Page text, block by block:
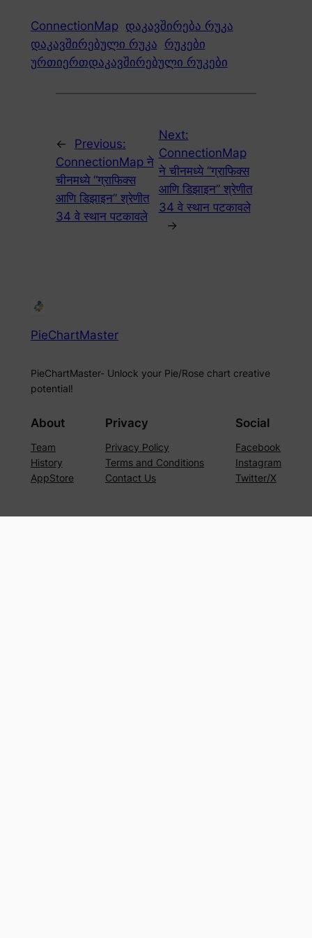
ConnectionMap დაკავშირება რუკა
დაკავშირებული რუკა რუკები
ურთიერთდაკავშირებული რუკები
←
Previous:
ConnectionMap ने
चीनमध्ये “ग्राफिक्स
आणि डिझाइन” श्रेणीत
34 वे स्थान पटकावले
Next:
ConnectionMap
ने चीनमध्ये “ग्राफिक्स
आणि डिझाइन” श्रेणीत
34 वे स्थान पटकावले
→
PieChartMaster
PieChartMaster- Unlock your Pie/Rose chart creative
potential!
About
Team
History
AppStore
Privacy
Privacy Policy
Terms and Conditions
Contact Us
Social
Facebook
Instagram
Twitter/X